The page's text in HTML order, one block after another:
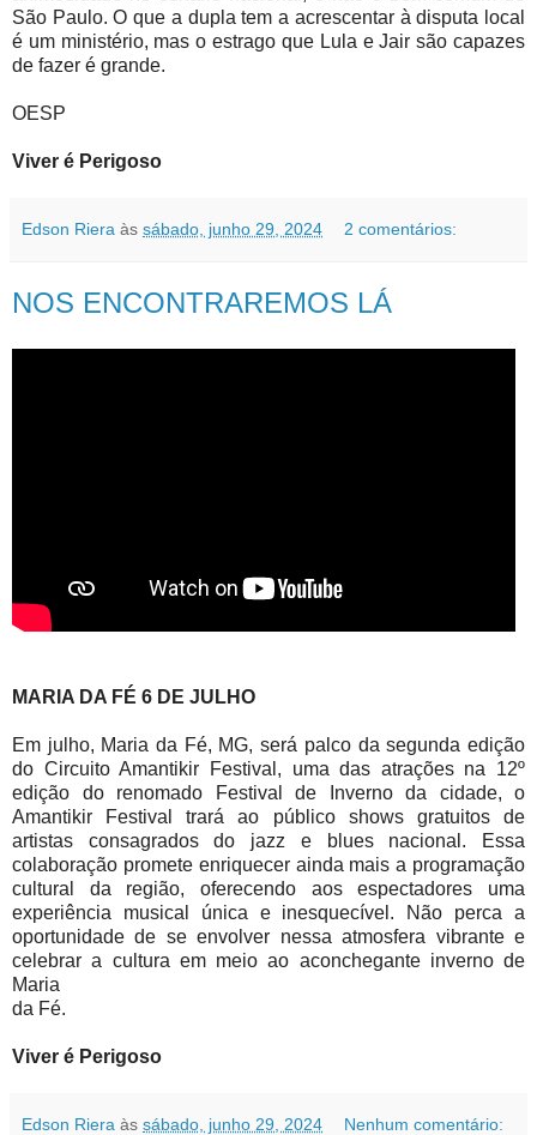
São Paulo. O que a dupla tem a acrescentar à disputa local
é um ministério, mas o estrago que Lula e Jair são capazes
de fazer é grande.
OESP
Viver é Perigoso
Edson Riera às sábado, junho 29, 2024 2 comentários:
NOS ENCONTRAREMOS LÁ
MARIA DA FÉ 6 DE JULHO
Em julho, Maria da Fé, MG, será palco da segunda edição
do Circuito Amantikir Festival, uma das atrações na 12º
edição do renomado Festival de Inverno da cidade, o
Amantikir Festival trará ao público shows gratuitos de
artistas consagrados do jazz e blues nacional. Essa
colaboração promete enriquecer ainda mais a programação
cultural da região, oferecendo aos espectadores uma
experiência musical única e inesquecível. Não perca a
oportunidade de se envolver nessa atmosfera vibrante e
celebrar a cultura em meio ao aconchegante inverno de
Maria
da Fé.
Viver é Perigoso
Edson Riera às sábado, junho 29, 2024 Nenhum comentário: